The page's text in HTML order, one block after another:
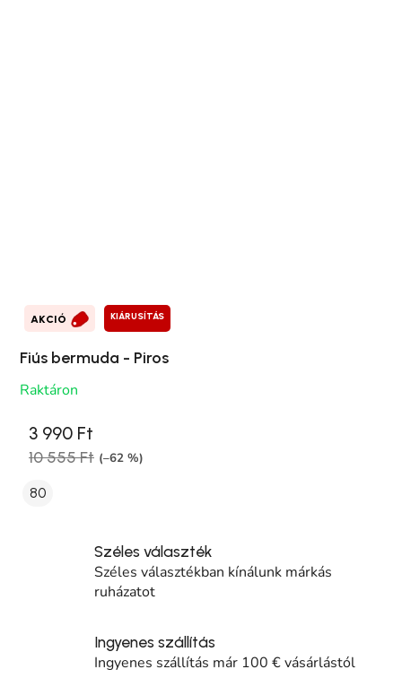
AKCIÓ KIÁRUSÍTÁS
Fiús bermuda - Piros
Raktáron
3 990 Ft
10 555 Ft (–62 %)
80
Széles választék
Széles választékban kínálunk márkás
ruházatot
Ingyenes szállítás
Ingyenes szállítás már 100 € vásárlástól